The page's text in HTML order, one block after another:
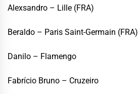
Alexsandro – Lille (FRA)
Beraldo – Paris Saint-Germain (FRA)
Danilo – Flamengo
Fabrício Bruno – Cruzeiro